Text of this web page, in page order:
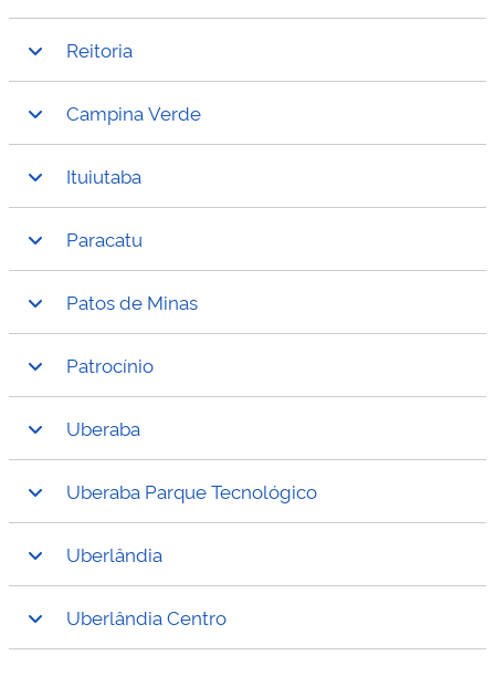
Reitoria
Campina Verde
Ituiutaba
Paracatu
Patos de Minas
Patrocínio
Uberaba
Uberaba Parque Tecnológico
Uberlândia
Uberlândia Centro